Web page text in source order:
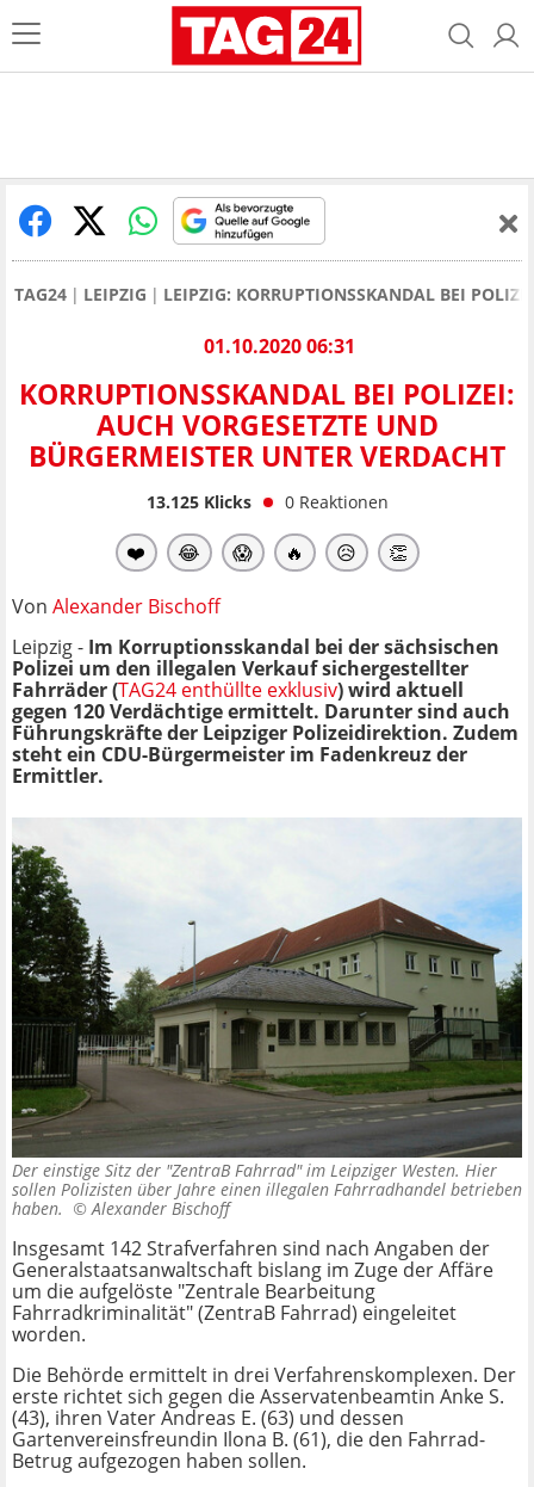
TAG24 LEIPZIG LEIPZIG: KORRUPTIONSSKANDAL BEI
01.10.2020 06:31
KORRUPTIONSSKANDAL BEI POLIZEI:
AUCH VORGESETZTE UND
BÜRGERMEISTER UNTER VERDACHT
13.125Klicks 0 Reaktionen
❤️ 😂 😱 🔥 😥 👏
Von Alexander Bischoff
Leipzig - Im Korruptionsskandal bei der sächsischen
Polizei um den illegalen Verkauf sichergestellter
Fahrräder (TAG24 enthüllte exklusiv) wird aktuell
gegen 120 Verdächtige ermittelt. Darunter sind auch
Führungskräfte der Leipziger Polizeidirektion. Zudem
steht ein CDU-Bürgermeister im Fadenkreuz der
Ermittler.
Der einstige Sitz der "ZentraB Fahrrad" im Leipziger Westen. Hier
sollen Polizisten über Jahre einen illegalen Fahrradhandel betrieben
haben. ©Alexander Bischoff
Insgesamt 142 Strafverfahren sind nach Angaben der
Generalstaatsanwaltschaft bislang im Zuge der Affäre
um die aufgelöste "Zentrale Bearbeitung
Fahrradkriminalität" (ZentraB Fahrrad) eingeleitet
worden.
Die Behörde ermittelt in drei Verfahrenskomplexen. Der
erste richtet sich gegen die Asservatenbeamtin Anke S.
(43), ihren Vater Andreas E. (63) und dessen
Gartenvereinsfreundin Ilona B. (61), die den Fahrrad-
Betrug aufgezogen haben sollen.